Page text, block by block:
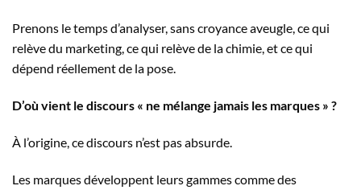
Prenons le temps d’analyser, sans croyance aveugle, ce qui
relève du marketing, ce qui relève de la chimie, et ce qui
dépend réellement de la pose.
D’où vient le discours « ne mélange jamais les marques » ?
À l’origine, ce discours n’est pas absurde.
Les marques développent leurs gammes comme des